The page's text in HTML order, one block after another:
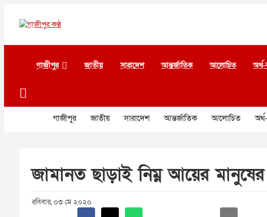
contentগাজীপুর কণ্ঠ
গাজীপুর জাতীয় সারাদেশ আন্তর্জাতিক আলোচিত অর্থ-
গাজীপুর জাতীয় সারাদেশ আন্তর্জাতিক আলোচিত
জামানত ছাড়াই নিম্ন আয়ের
রবিবার, ০৩ মে ২০২০